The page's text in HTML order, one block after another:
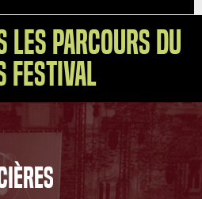
les parcours du
Festival